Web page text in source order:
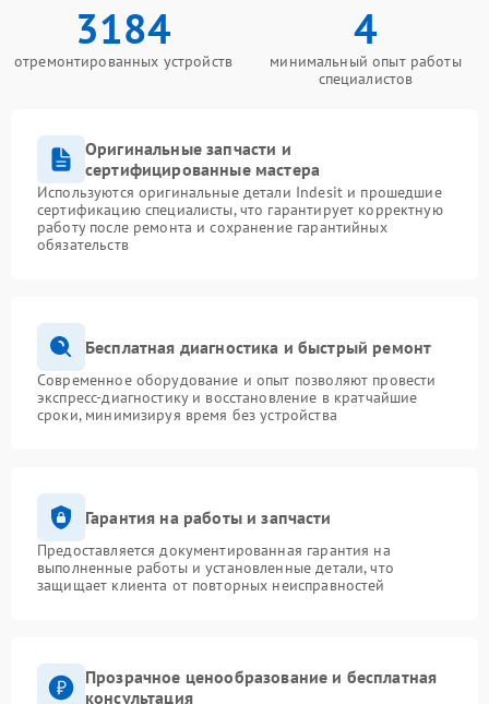
3184
отремонтированных устройств
4
минимальный опыт работы
специалистов
Оригинальные запчасти и
сертифицированные мастера
Используются оригинальные детали Indesit и прошедшие
сертификацию специалисты, что гарантирует корректную
работу после ремонта и сохранение гарантийных
обязательств
Бесплатная диагностика и быстрый ремонт
Современное оборудование и опыт позволяют провести
экспресс-диагностику и восстановление в кратчайшие
сроки, минимизируя время без устройства
Гарантия на работы и запчасти
Предоставляется документированная гарантия на
выполненные работы и установленные детали, что
защищает клиента от повторных неисправностей
Прозрачное ценообразование и бесплатная
консультация